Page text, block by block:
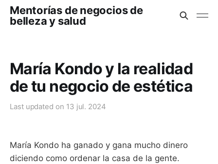
Mentorías de negocios de
belleza y salud
María Kondo y la realidad
de tu negocio de estética
Last updated on 13 jul. 2024
María Kondo ha ganado y gana mucho dinero
diciendo como ordenar la casa de la gente.